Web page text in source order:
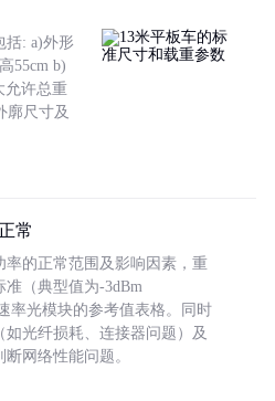
括: a)外形
55cm b)
允许总重
廓尺寸及
常
的正常范围及影响因素，重
准（典型值为-3dBm
率光模块的参考值表格。同时
光纤损耗、连接器问题）及
网络性能问题。